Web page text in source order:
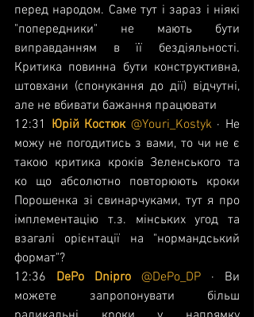
перед народом. Саме тут і зараз і ніякі
"попередники" не мають бути
виправданням в її бездіяльності.
Критика повинна бути конструктивна,
штовхани (спонукання до дії) відчутні,
але не вбивати бажання працювати
12:31 Юрій Костюк @Youri_Kostyk · Не
можу не погодитись з вами, то чи не є
такою критика кроків Зеленського та
ко що абсолютно повторюють кроки
Порошенка зі свинарчуками, тут я про
імплементацію т.з. мінських угод та
взагалі орієнтації на "нормандський
формат"?
12:36 DePo Dnipro @DePo_DP · Ви
можете запропонувати більш